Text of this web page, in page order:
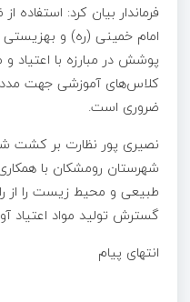
فرماندار بیان کرد: استفاده
امام خمینی (ره) و
پوشش در مبارزه با اعتیاد
کلاس‌های آموزشی جهت
ضروری است.
نصیری پور نظارت بر کشت
شهرستان رومشکان با همکاری
طبیعی و محیط زیست را از
گسترش تولید مواد اعتیاد
انتهای پیام